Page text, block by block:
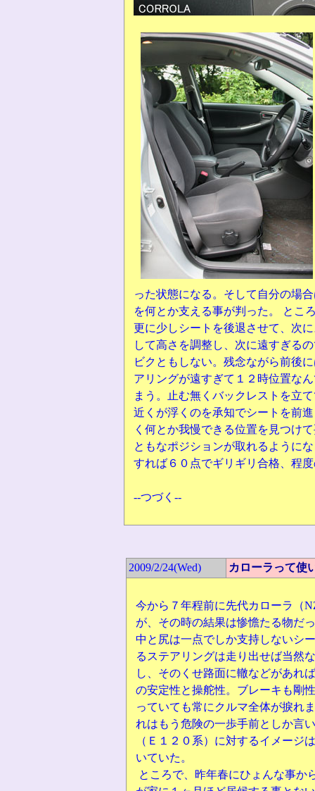
った状態になる。そして自分の場
を何とか支える事が判った。 とこ
更に少しシートを後退させて、次
して高さを調整し、次に遠すぎる
ビクともしない。残念ながら前後
アリングが遠すぎて１２時位置な
まう。止む無くバックレストを立
近くが浮くのを承知でシートを前
く何とか我慢できる位置を見つけ
ともなポジションが取れるように
すれば６０点でギリギリ合格、程
--つづく--
2009/2/24(Wed) カローラって
今から７年程前に先代カローラ（
が、その時の結果は惨憺たる物だ
中と尻は一点でしか支持しないシ
るステアリングは走り出せば当然
し、そのくせ路面に轍などがあれ
の安定性と操舵性。ブレーキも剛
っていても常にクルマ全体が捩れ
れはもう危険の一歩手前としか言
（Ｅ１２０系）に対するイメージ
いていた。
ところで、昨年春にひょんな事か